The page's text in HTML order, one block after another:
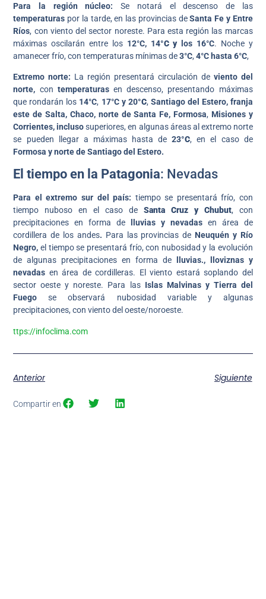
Para la región núcleo: Se notará el descenso de las
temperaturas por la tarde, en las provincias deSanta Fe y Entre
Ríos, con viento del sector noreste. Para esta región las marcas
máximas oscilarán entre los 12°C, 14°C ylos 16°C. Noche y
amanecer frío, con temperaturas mínimas de3°C,4°C hasta 6°C,
Extremo norte: La región presentará circulación de viento del
norte, con temperaturas en descenso, presentando máximas
que rondarán los 14°C, 17°C y 20°C, Santiago del Estero, franja
este de Salta, Chaco, norte de Santa Fe, Formosa, Misiones y
Corrientes, inclusosuperiores, en algunas áreas al extremo norte
se pueden llegar a máximas hasta de23°C, en el caso de
Formosa y norte de Santiago del Estero.
El tiempo en la Patagonia: Nevadas
Para el extremo sur del país: tiempo se presentará frío, con
tiempo nuboso en el caso de Santa Cruz y Chubut, con
precipitaciones en forma de
lluvias y nevadas en área de
cordillera de los andes. Para las provincias de Neuquén y Río
Negro, el tiempo se presentará frío, con nubosidad y la evolución
de algunas precipitaciones en forma delluvias., lloviznas y
nevadas en área de cordilleras. El viento estará soplando del
sector oeste y noreste. Para las Islas Malvinas y Tierra del
Fuego se observará nubosidad variable y algunas
precipitaciones, con viento del oeste/noroeste.
ttps://infoclima.com
Anterior Siguiente
Compartir en